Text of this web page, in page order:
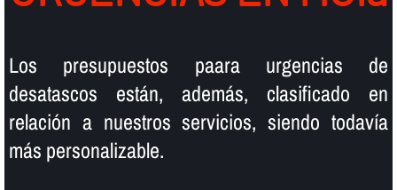
Los presupuestos paara urgencias de
desatascos están, además, clasificado en
relación a nuestros servicios, siendo todaví­a
más personalizable.